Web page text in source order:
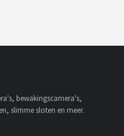
bewakingscamera's,
slimme sloten en meer.